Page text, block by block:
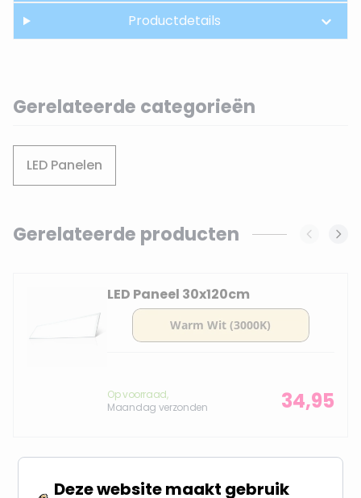
Productdetails
Gerelateerde categorieën
LED Panelen
Navigating through the elements of the carousel is
Press to skip carousel
Gerelateerde producten
LED Paneel 30x120cm
Op voorraad,
Maandag verzonden
34,95
Deze website maakt gebruik